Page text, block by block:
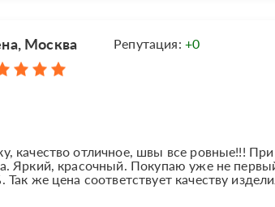
Москва Репутация: +0
качество отличное, швы все ровные!!!
Яркий, красочный. Покупаю уже не
Так же цена соответствует качеству